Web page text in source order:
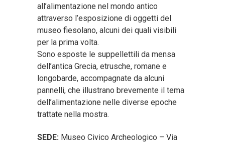
all’alimentazione nel mondo antico
attraverso l’esposizione di oggetti del
museo fiesolano, alcuni dei quali visibili
per la prima volta.
Sono esposte le suppellettili da mensa
dell’antica Grecia, etrusche, romane e
longobarde, accompagnate da alcuni
pannelli, che illustrano brevemente il tema
dell’alimentazione nelle diverse epoche
trattate nella mostra.
SEDE: Museo Civico Archeologico – Via